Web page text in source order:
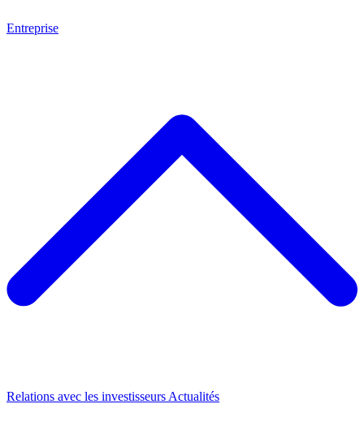
Entreprise
Relations avec les investisseurs Actualités